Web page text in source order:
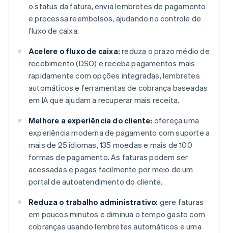
o status da fatura, envia lembretes de pagamento
e processa reembolsos, ajudando no controle de
fluxo de caixa.
Acelere o fluxo de caixa: reduza o prazo médio de
recebimento (DSO) e receba pagamentos mais
rapidamente com opções integradas, lembretes
automáticos e ferramentas de cobrança baseadas
em IA que ajudam a recuperar mais receita.
Melhore a experiência do cliente: ofereça uma
experiência moderna de pagamento com suporte a
mais de 25 idiomas, 135 moedas e mais de 100
formas de pagamento. As faturas podem ser
acessadas e pagas facilmente por meio de um
portal de autoatendimento do cliente.
Reduza o trabalho administrativo: gere faturas
em poucos minutos e diminua o tempo gasto com
cobranças usando lembretes automáticos e uma